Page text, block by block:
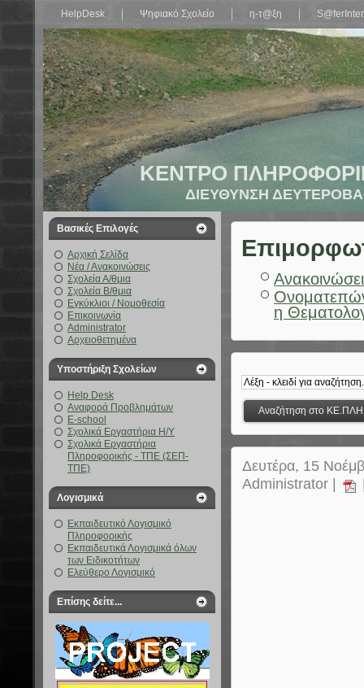
HelpDesk Ψηφιακό Σχολείο η-τ@ξη
ΚΕΝΤΡΟ
ΔΙΕΥΘΥΝΣΗ
Βασικές Επιλογές
Αρχική Σελίδα
Νέα / Ανακοινώσεις
Σχολεία Α/θμια
Σχολεία Β/θμια
Εγκύκλιοι / Νομοθεσία
Επικοινωνία
Administrator
Αρχειοθετημένα
Υποστήριξη Σχολείων
Help Desk
Αναφορά Προβλημάτων
E-school
Σχολικά Εργαστήρια Η/Υ
Σχολικά Εργαστήρια
Πληροφορικής - ΤΠΕ (ΣΕΠ-
ΤΠΕ)
Λογισμικά
Εκπαιδευτικό Λογισμικό
Πληροφορικής
Εκπαιδευτικά Λογισμικά όλων
των Ειδικοτήτων
Ελεύθερο Λογισμικό
Επίσης δείτε...
η
Δευτέρα, 15
Administrator |